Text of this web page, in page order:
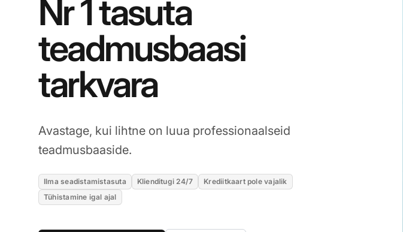
Nr 1 tasuta
teadmusbaasi
tarkvara
Avastage, kui lihtne on luua professionaalseid
teadmusbaaside.
Ilma seadistamistasuta Klienditugi 24/7
Krediitkaart pole vajalik
Tühistamine igal ajal